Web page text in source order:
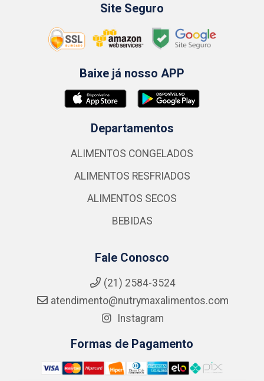
Site Seguro
Baixe já nosso APP
Departamentos
ALIMENTOS CONGELADOS
ALIMENTOS RESFRIADOS
ALIMENTOS SECOS
BEBIDAS
Fale Conosco
(21) 2584-3524
atendimento@nutrymaxalimentos.com
Instagram
Formas de Pagamento